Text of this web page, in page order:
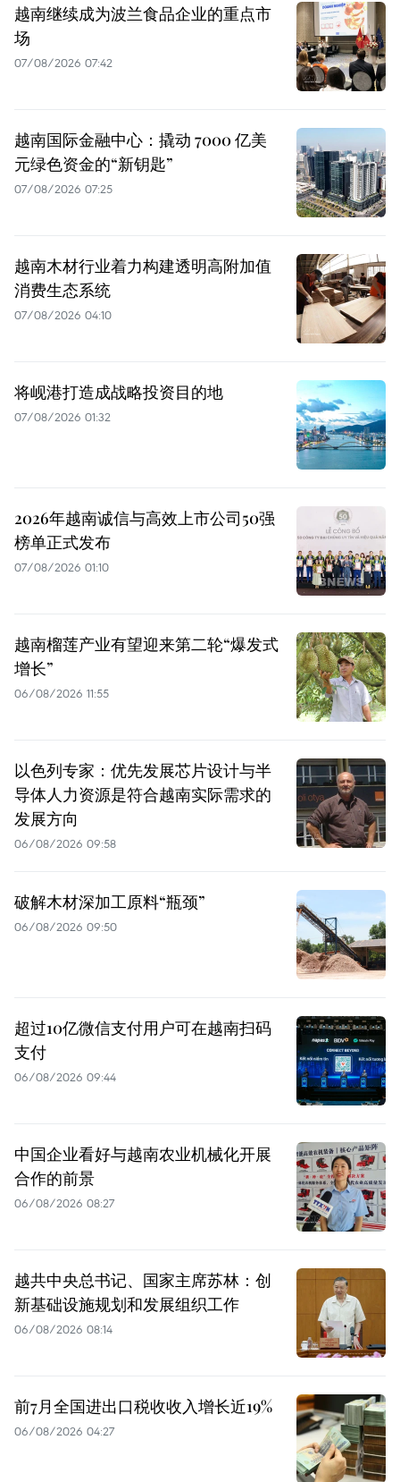
越南继续成为波兰食品企业的重点市
场
07/08/2026 07:42
越南国际金融中心：撬动 7000 亿美
元绿色资金的“新钥匙”
07/08/2026 07:25
越南木材行业着力构建透明高附加值
消费生态系统
07/08/2026 04:10
将岘港打造成战略投资目的地
07/08/2026 01:32
2026年越南诚信与高效上市公司50强
榜单正式发布
07/08/2026 01:10
越南榴莲产业有望迎来第二轮“爆发式
增长”
06/08/2026 11:55
以色列专家：优先发展芯片设计与半
导体人力资源是符合越南实际需求的
发展方向
06/08/2026 09:58
破解木材深加工原料“瓶颈”
06/08/2026 09:50
超过10亿微信支付用户可在越南扫码
支付
06/08/2026 09:44
中国企业看好与越南农业机械化开展
合作的前景
06/08/2026 08:27
越共中央总书记、国家主席苏林：创
新基础设施规划和发展组织工作
06/08/2026 08:14
前7月全国进出口税收收入增长近19%
06/08/2026 04:27